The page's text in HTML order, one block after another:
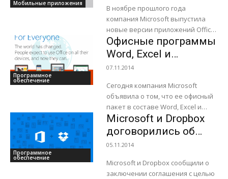
Мобильные приложения
В ноябре прошлого года
компания Microsoft выпустила
новые версии приложений Office
для iPad и iPhone, а также
объявила о скором начале
закрытого тестирования
аналогичных...
Программное
обеспечение
Офисные программы
Word, Excel и
PowerPoint стали
мобильных
платформ iOS и
Android
07.11.2014
Сегодня компания Microsoft
объявила о том, что ее офисный
пакет в составе Word, Excel и
PowerPoint становится
бесплатным для владельцев
устройств под управлением
операционных...
Программное
обеспечение
Microsoft и Dropbox
договорились об
интеграции сервисов
05.11.2014
Microsoft и Dropbox сообщили о
заключении соглашения с целью